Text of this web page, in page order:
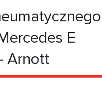
E
Arnott